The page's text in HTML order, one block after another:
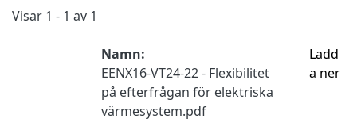
Visar 1 - 1 av 1
Namn:
EENX16-VT24-22 - Flexibilitet
på efterfrågan för elektriska
värmesystem.pdf
Ladd
a ner